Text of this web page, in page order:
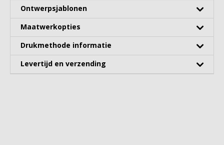
Ontwerpsjablonen
Maatwerkopties
Drukmethode informatie
Levertijd en verzending